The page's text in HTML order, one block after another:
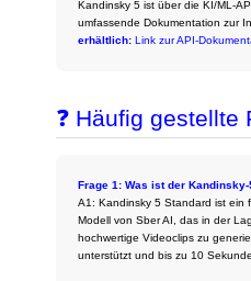
Kandinsky 5 ist über die KI/ML-
umfassende Dokumentation zur
erhältlich: Link zur API-
❓ Häufig gestellte
Frage 1: Was ist der Kandinsky-
A1: Kandinsky 5 Standard ist ein
Modell von Sber AI, das in der
hochwertige Videoclips zu
unterstützt und bis zu 10